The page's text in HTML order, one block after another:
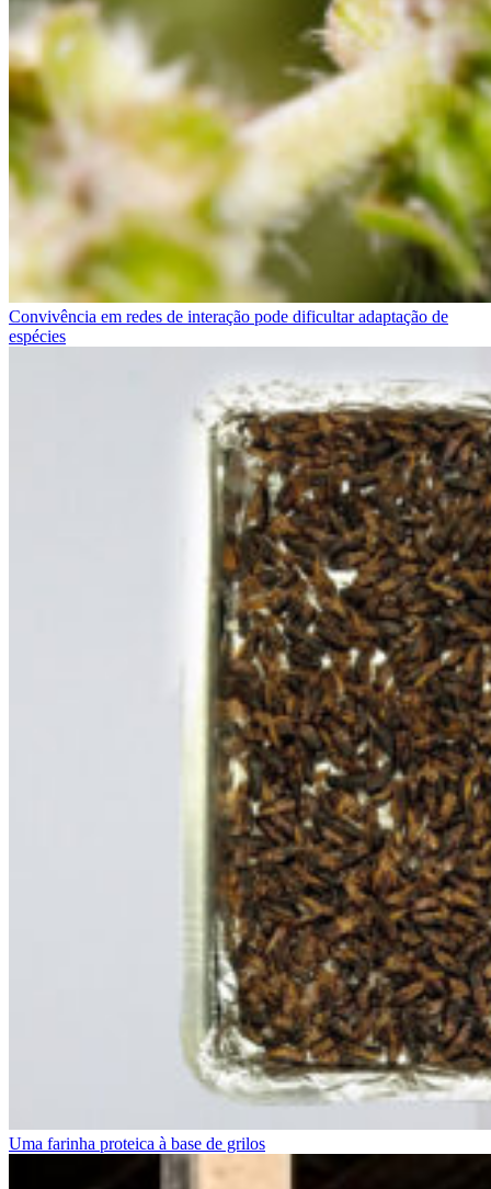
Convivência em redes de interação pode dificultar adaptação de
espécies
Uma farinha proteica à base de grilos